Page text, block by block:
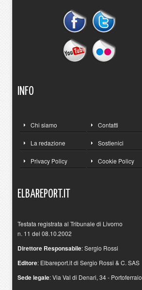
INFO
Chi siamo Contatti
La redazione Sostienici
Privacy Policy Cookie Policy
ELBAREPORT.IT
Testata registrata al Tribunale di Livorno
n. 11 del 08.10.2002
Direttore Responsabile: Sergio Rossi
Editore: Elbareport.it di Sergio Rossi & C. SAS
Sede legale: Via Val di Denari, 34 - Portoferraio